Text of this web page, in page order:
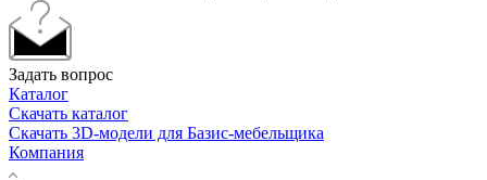
Задать вопрос
Каталог
Скачать каталог
Скачать 3D-модели для Базис-мебельщика
Компания